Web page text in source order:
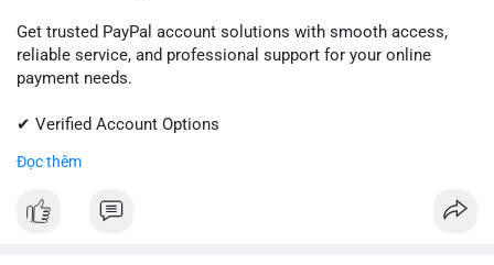
Get trusted PayPal account solutions with smooth access,
reliable service, and professional support for your online
payment needs.
✔ Verified Account Options
✔ Trusted Customer Support
📱 WhatsApp: +1 (681) 549-2683
Đọc thêm